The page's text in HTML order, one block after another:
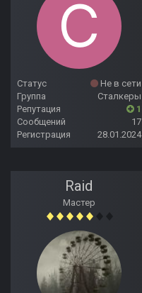
Статус
Не в сети
Группа
Сталкеры
Репутация
1
Сообщений
17
Регистрация
28.01.2024
Raid
Мастер